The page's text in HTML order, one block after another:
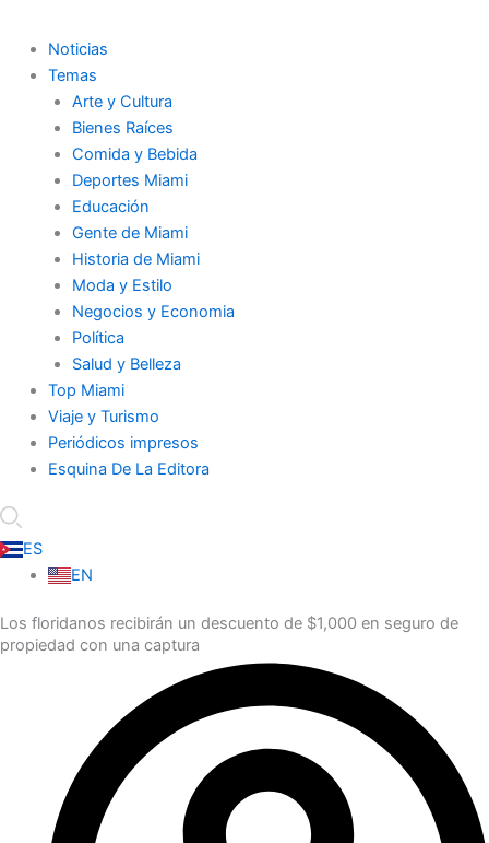
Noticias
Temas
Arte y Cultura
Bienes Raíces
Comida y Bebida
Deportes Miami
Educación
Gente de Miami
Historia de Miami
Moda y Estilo
Negocios y Economia
Política
Salud y Belleza
Top Miami
Viaje y Turismo
Periódicos impresos
Esquina De La Editora
ES
EN
Los floridanos recibirán un descuento de $1,000 en seguro de
propiedad con una captura